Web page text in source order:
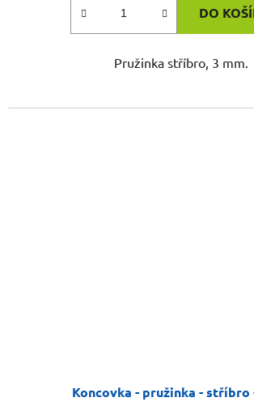
DO
Pružinka stříbro, 3 mm.
Koncovka - pružinka - stříbro